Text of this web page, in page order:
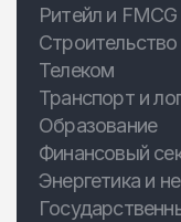
Ритейл и FMCG
Строительство
Телеком
Транспорт и
Образование
Финансовый
Энергетика и